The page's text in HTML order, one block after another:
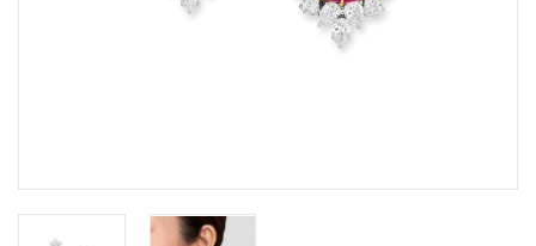
Sale HK029 | 拍品編號 147